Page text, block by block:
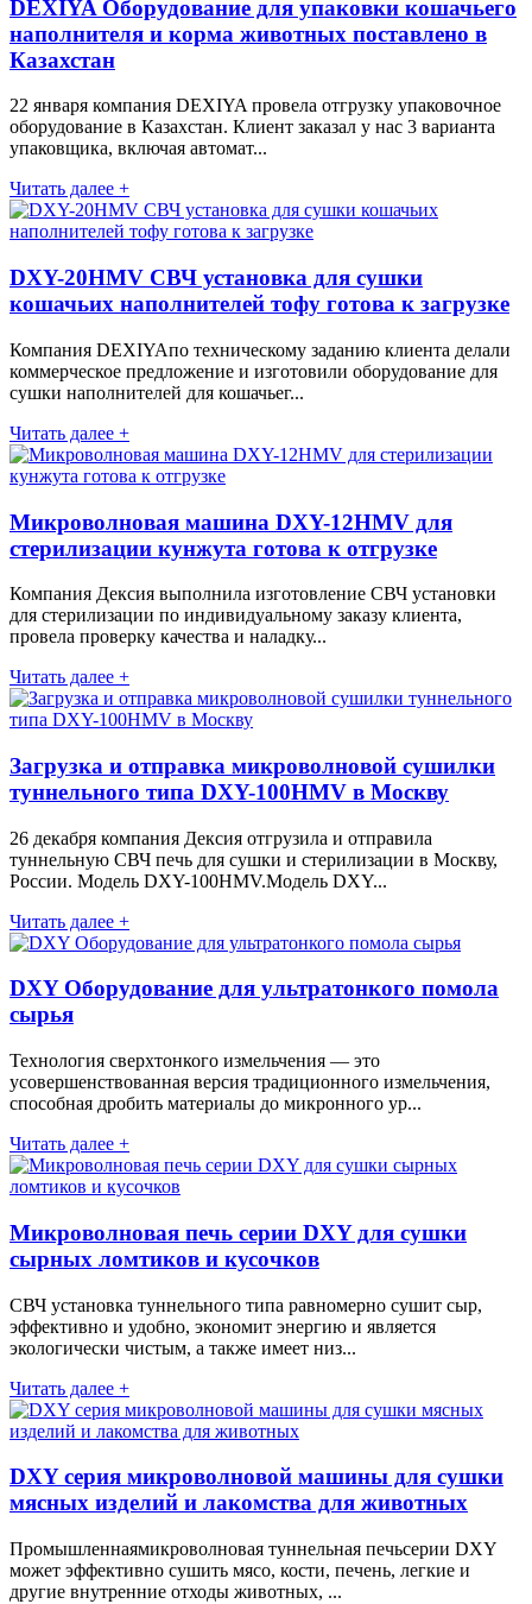
DEXIYA Оборудование для упаковки кошачьего
наполнителя и корма животных поставлено в
Казахстан
22 января компания DEXIYA провела отгрузку упаковочное
оборудование в Казахстан. Клиент заказал у нас 3 варианта
упаковщика, включая автомат...
Читать далее +
DXY-20HMV СВЧ установка для сушки
кошачьих наполнителей тофу готова к загрузке
Компания DEXIYAпо техническому заданию клиента делали
коммерческое предложение и изготовили оборудование для
сушки наполнителей для кошачьег...
Читать далее +
Микроволновая машина DXY-12HMV для
стерилизации кунжута готова к отгрузке
Компания Дексия выполнила изготовление СВЧ установки
для стерилизации по индивидуальному заказу клиента,
провела проверку качества и наладку...
Читать далее +
Загрузка и отправка микроволновой сушилки
туннельного типа DXY-100HMV в Москву
26 декабря компания Дексия отгрузила и отправила
туннельную СВЧ печь для сушки и стерилизации в Москву,
России. Модель DXY-100HMV.Модель DXY...
Читать далее +
DXY Оборудование для ультратонкого помола
сырья
Технология сверхтонкого измельчения — это
усовершенствованная версия традиционного измельчения,
способная дробить материалы до микронного ур...
Читать далее +
Микроволновая печь серии DXY для сушки
сырных ломтиков и кусочков
СВЧ установка туннельного типа равномерно сушит сыр,
эффективно и удобно, экономит энергию и является
экологически чистым, а также имеет низ...
Читать далее +
DXY серия микроволновой машины для сушки
мясных изделий и лакомства для животных
Промышленнаямикроволновая туннельная печьсерии DXY
может эффективно сушить мясо, кости, печень, легкие и
другие внутренние отходы животных, ...